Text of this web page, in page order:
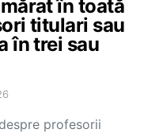
în toată
titulari sau
în trei sau
profesorii